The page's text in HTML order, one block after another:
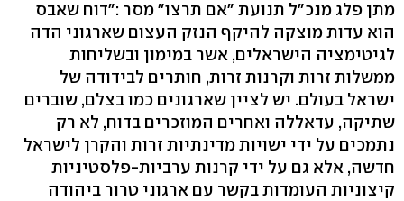
מתן פלג מנכ"ל תנועת "אם תרצו" מסר :"דוח שאבס
הוא עדות מוצקה להיקף הנזק העצום שארגוני הדה
לגיטימציה הישראלים, אשר במימון ובשליחות
ממשלות זרות וקרנות זרות, חותרים לבידודה של
ישראל בעולם. יש לציין שארגונים כמו בצלם, שוברים
שתיקה, עדאללה ואחרים המוזכרים בדוח, לא רק
נתמכים על ידי ישויות מדינתיות זרות והקרן לישראל
חדשה, אלא גם על ידי קרנות ערביות-פלסטיניות
קיצוניות העומדות בקשר עם ארגוני טרור ביהודה